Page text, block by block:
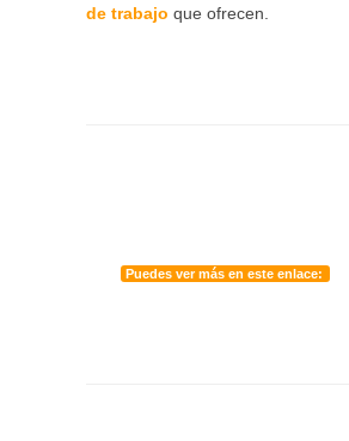
de trabajo que ofrecen.
Puedes ver más en este enlace: